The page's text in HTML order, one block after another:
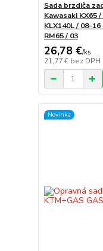
Sada brzdiča
Kawasaki KX65
KLX140L / 08-
RM65 / 03
26,78 €/ks
21,77 € bez DPH
Novinka